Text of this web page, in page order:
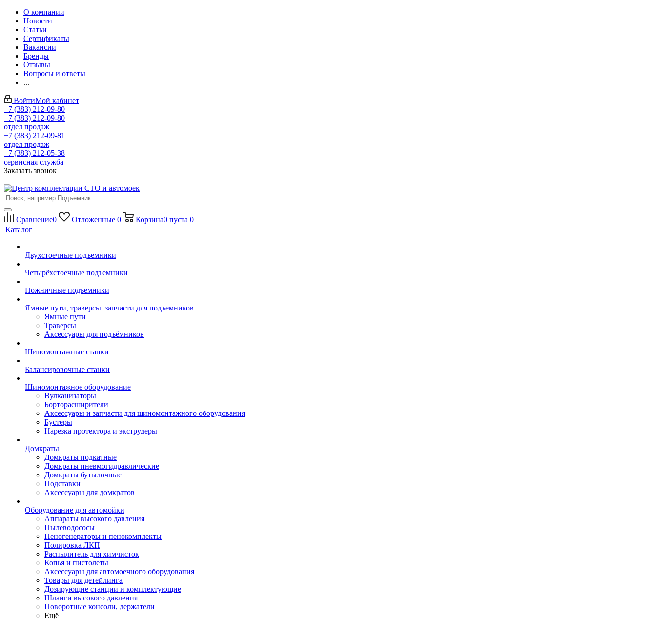
О компании
Новости
Статьи
Сертификаты
Вакансии
Бренды
Отзывы
Вопросы и ответы
...
ВойтиМой кабинет
+7 (383) 212-09-80
+7 (383) 212-09-80
отдел продаж
+7 (383) 212-09-81
отдел продаж
+7 (383) 212-05-38
сервисная служба
Заказать звонок
Сравнение0 Отложенные 0 Корзина0 пуста 0
Каталог
Двухстоечные подъемники
Четырёхстоечные подъемники
Ножничные подъемники
Ямные пути, траверсы, запчасти для подъемников
Ямные пути
Траверсы
Аксессуары для подъёмников
Шиномонтажные станки
Балансировочные станки
Шиномонтажное оборудование
Вулканизаторы
Борторасширители
Аксессуары и запчасти для шиномонтажного оборудования
Бустеры
Нарезка протектора и экструдеры
Домкраты
Домкраты подкатные
Домкраты пневмогидравлические
Домкраты бутылочные
Подставки
Аксессуары для домкратов
Оборудование для автомойки
Аппараты высокого давления
Пылеводососы
Пеногенераторы и пенокомплекты
Полировка ЛКП
Распылитель для химчисток
Копья и пистолеты
Аксессуары для автомоечного оборудования
Товары для детейлинга
Дозирующие станции и комплектующие
Шланги высокого давления
Поворотные консоли, держатели
Ещё